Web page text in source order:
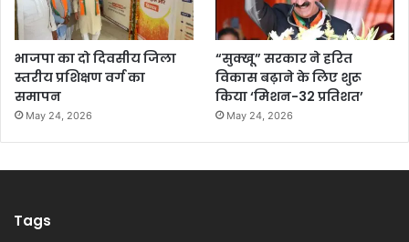
भाजपा का दो दिवसीय जिला
स्तरीय प्रशिक्षण वर्ग का
समापन
May 24, 2026
“सुक्खू” सरकार ने हरित
विकास बढ़ाने के लिए शुरू
किया ‘मिशन-32 प्रतिशत’
May 24, 2026
Tags